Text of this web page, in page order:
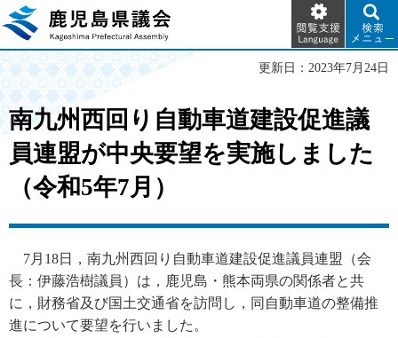
鹿児島県議会
閲覧支
援
Language
検索メ
ニュー
更新日：2023年7月24日
南九州西回り自動車道建設促進議
員連盟が中央要望を実施しました
（令和5年7月）
7月18日，南九州西回り自動車道建設促進議員連盟（会
長：伊藤浩樹議員）は，鹿児島・熊本両県の関係者と共
に，財務省及び国土交通省を訪問し，同自動車道の整備推
進について要望を行いました。